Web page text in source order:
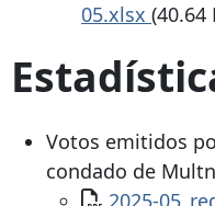
05.xlsx (40.64
Votos emitidos
condado de
Documento
2025-